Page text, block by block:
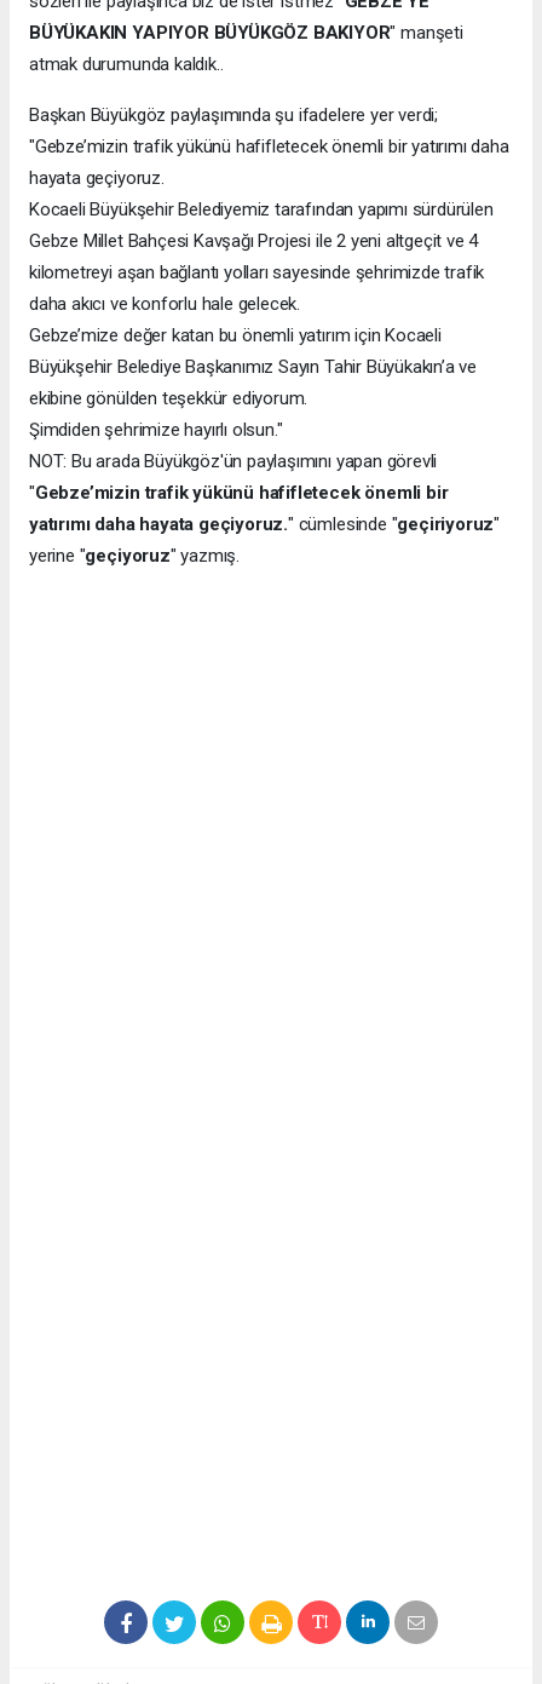
BÜYÜKAKIN YAPIYOR BÜYÜKGÖZ BAKIYOR" manşeti
atmak durumunda kaldık..
Başkan Büyükgöz paylaşımında şu ifadelere yer verdi;
"Gebze’mizin trafik yükünü hafifletecek önemli bir yatırımı daha
hayata geçiyoruz.
Kocaeli Büyükşehir Belediyemiz tarafından yapımı sürdürülen
Gebze Millet Bahçesi Kavşağı Projesi ile 2 yeni altgeçit ve 4
kilometreyi aşan bağlantı yolları sayesinde şehrimizde trafik
daha akıcı ve konforlu hale gelecek.
Gebze’mize değer katan bu önemli yatırım için Kocaeli
Büyükşehir Belediye Başkanımız Sayın Tahir Büyükakın’a ve
ekibine gönülden teşekkür ediyorum.
Şimdiden şehrimize hayırlı olsun."
NOT: Bu arada Büyükgöz'ün paylaşımını yapan görevli
"Gebze’mizin trafik yükünü hafifletecek önemli bir
yatırımı daha hayata geçiyoruz." cümlesinde "geçiriyoruz"
yerine "geçiyoruz" yazmış.